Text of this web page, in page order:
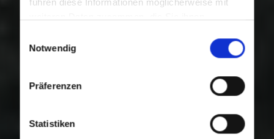
führen diese Informationen möglicherweise mit
Nutzung der Dienste gesammelt haben.
Notwendig
Präferenzen
Statistiken